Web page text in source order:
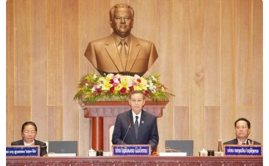
#Nghệ An
#Mua bán người
#Mua bán người dưới 16 tuổi
#Lừa đảo
#Cưỡng ép lao động
Nghệ An